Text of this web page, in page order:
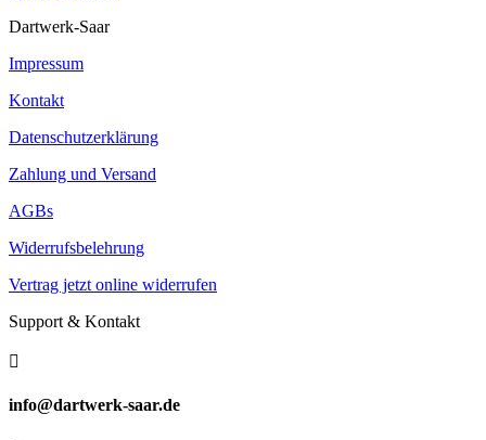
Dartwerk-Saar
Impressum
Kontakt
Datenschutzerklärung
Zahlung und Versand
AGBs
Widerrufsbelehrung
Vertrag jetzt online widerrufen
Support & Kontakt

info@dartwerk-saar.de